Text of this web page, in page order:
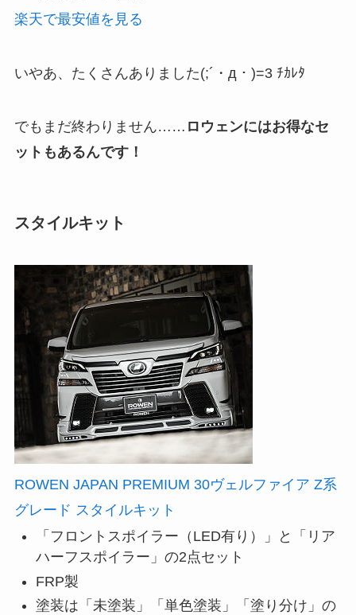
楽天で最安値を見る
いやあ、たくさんありました(;´・д・)=3 ﾁｶﾚﾀ
でもまだ終わりません…… ロウェンにはお得なセ
ットもあるんです！
スタイルキット
ROWEN JAPAN PREMIUM 30ヴェルファイア Z系
グレード スタイルキット
「フロントスポイラー（LED有り）」と「リア
ハーフスポイラー」の2点セット
FRP製
塗装は「未塗装」「単色塗装」「塗り分け」の